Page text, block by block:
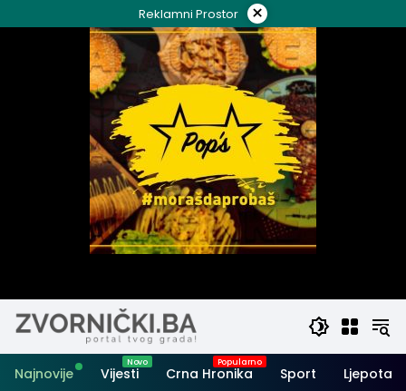
to
Reklamni Prostor ×
Najnovije Vijesti Crna Hronika Sport Ljepota i